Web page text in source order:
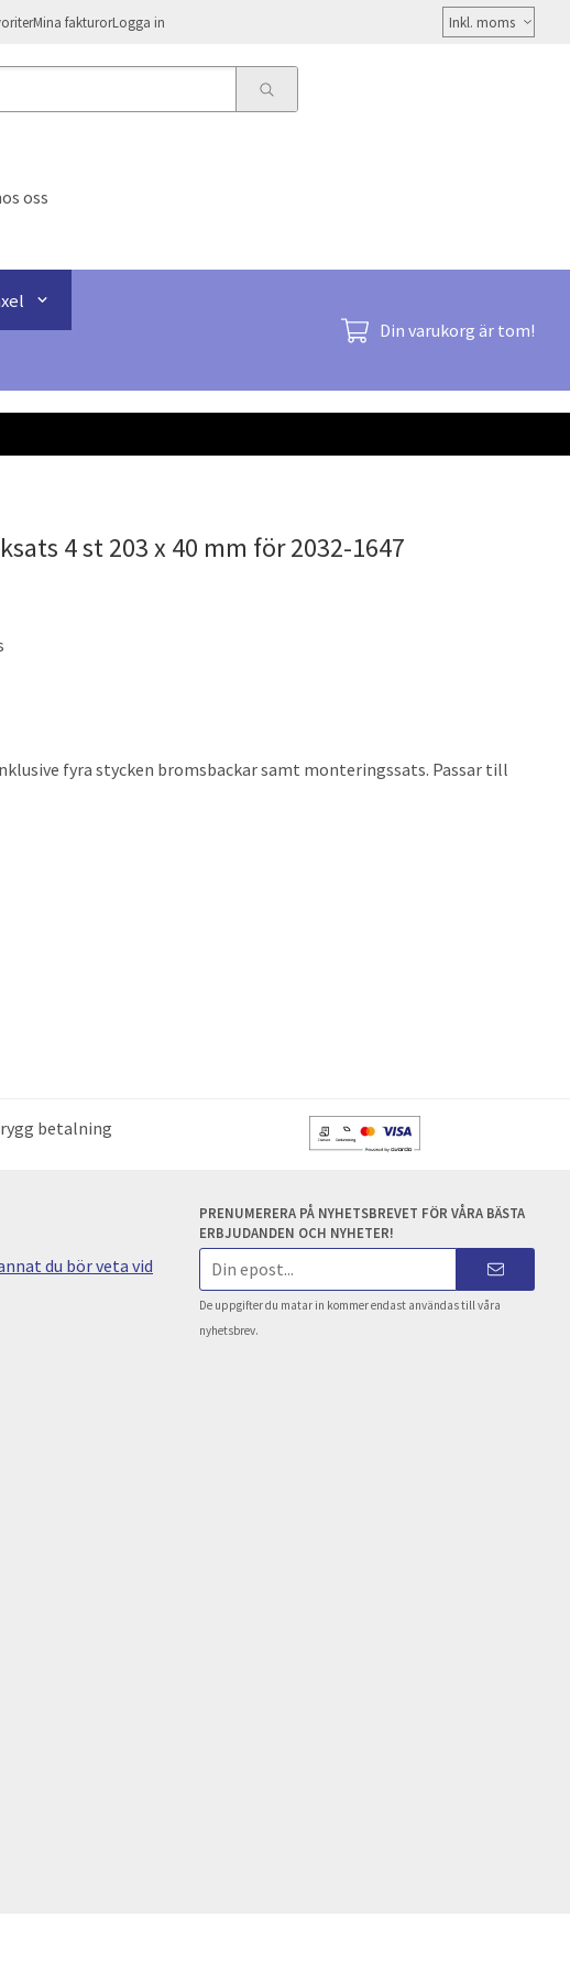
Mina fakturorLogga in
Välj
moms
oss
Din varukorg är tom!
4 st 203 x 40 mm för 2032-1647
fyra stycken bromsbackar samt monteringssats. Passar till
betalning
du bör veta vid
PRENUMERERA PÅ NYHETSBREVET FÖR VÅRA BÄSTA
ERBJUDANDEN OCH NYHETER!
E-
postadress
De uppgifter du matar in kommer endast användas till våra
nyhetsbrev.